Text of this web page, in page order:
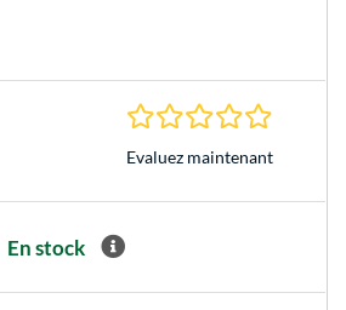
Evaluez maintenant
En stock